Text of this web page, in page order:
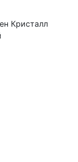
Кристалл